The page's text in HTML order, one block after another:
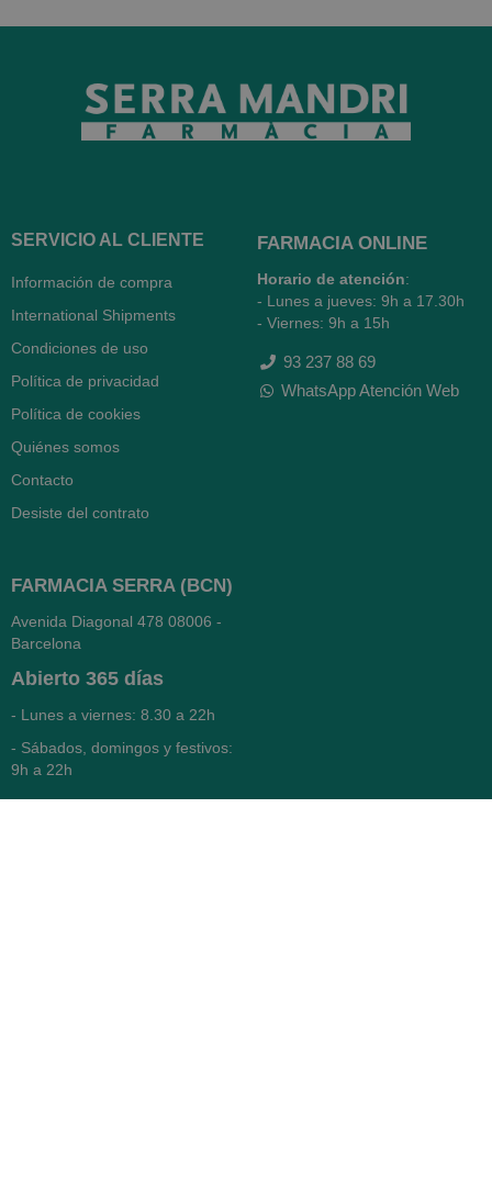
SERVICIO AL CLIENTE
Información de compra
International Shipments
Condiciones de uso
Política de privacidad
Política de cookies
Quiénes somos
Contacto
Desiste del contrato
FARMACIA ONLINE
Horario de atención:
- Lunes a jueves: 9h a 17.30h
- Viernes: 9h a 15h
93 237 88 69
WhatsApp Atención Web
FARMACIA SERRA (BCN)
Avenida Diagonal 478 08006 -
Barcelona
Abierto 365 días
- Lunes a viernes: 8.30 a 22h
- Sábados, domingos y festivos:
9h a 22h